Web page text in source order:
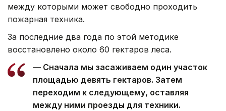
между которыми может свободно проходить
пожарная техника.
За последние два года по этой методике
восстановлено около 60 гектаров леса.
— Сначала мы засаживаем один участок
площадью девять гектаров. Затем
переходим к следующему, оставляя
между ними проезды для техники.